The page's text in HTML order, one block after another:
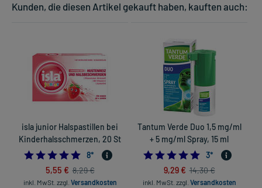
Kunden, die diesen Artikel gekauft haben, kauften auch:
isla junior Halspastillen bei
Kinderhalsschmerzen, 20 St
4.75
8*
5,55 € 8,29 €
inkl. MwSt. zzgl. Versandkosten
Tantum Verde Duo 1,5 mg/ml
+ 5 mg/ml Spray, 15 ml
5.0
3*
9,29 € 14,30 €
inkl. MwSt. zzgl. Versandkosten